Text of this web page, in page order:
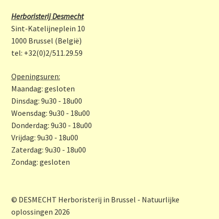
b
o
o
k
a
gr
a
m
Herboristerij Desmecht
Sint-Katelijneplein 10
1000 Brussel (België)
tel: +32(0)2/511.29.59
Openingsuren:
Maandag: gesloten
Dinsdag: 9u30 - 18u00
Woensdag: 9u30 - 18u00
Donderdag: 9u30 - 18u00
Vrijdag: 9u30 - 18u00
Zaterdag: 9u30 - 18u00
Zondag: gesloten
© DESMECHT Herboristerij in Brussel - Natuurlijke
oplossingen 2026